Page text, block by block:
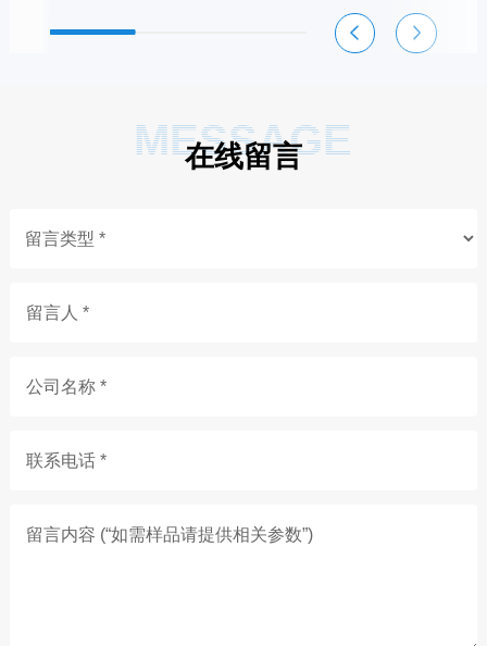
MESSAGE
在线留言
留言人 *
公司名称 *
联系电话 *
留言内容 (“如需样品请提供相关参数”)